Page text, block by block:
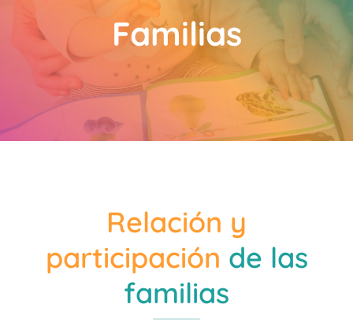
Familias
Relación y
participación de las
familias